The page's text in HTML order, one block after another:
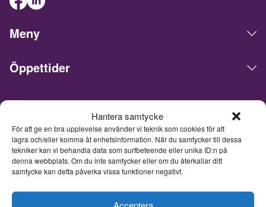
Hantera samtycke
För att ge en bra upplevelse använder vi teknik som cookies för att
lagra och/eller komma åt enhetsinformation. När du samtycker till dessa
tekniker kan vi behandla data som surfbeteende eller unika ID:n på
denna webbplats. Om du inte samtycker eller om du återkallar ditt
samtycke kan detta påverka vissa funktioner negativt.
Meny
Öppettider
på den skandinaviska marknaden. Huvudkontoret ligger i
Göteborg. Vi matchar människor och företag för att göra
affärer, nätverka och inspireras av varandra. Live Expo har
startats av Sveriges mest erfarna entreprenörer inom mässor
och events, som lanserat över hundra nya mässor varav
flertalet är idag ledande inom sina respektive branscher. Med
ett fulladdat innehåll inspirerar, utvecklar och uppdaterar vi
våra besökare och tar mässmediet till en helt ny nivå. Från och